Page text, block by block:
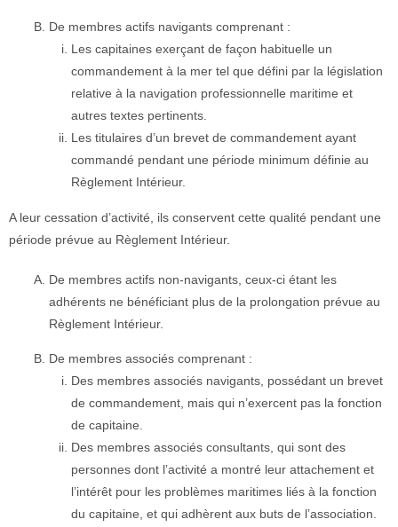
De membres actifs navigants comprenant :
Les capitaines exerçant de façon habituelle un
commandement à la mer tel que défini par la législation
relative à la navigation professionnelle maritime et
autres textes pertinents.
Les titulaires d’un brevet de commandement ayant
commandé pendant une période minimum définie au
Règlement Intérieur.
A leur cessation d’activité, ils conservent cette qualité pendant une
période prévue au Règlement Intérieur.
De membres actifs non-navigants, ceux-ci étant les
adhérents ne bénéficiant plus de la prolongation prévue au
Règlement Intérieur.
De membres associés comprenant :
Des membres associés navigants, possédant un brevet
de commandement, mais qui n’exercent pas la fonction
de capitaine.
Des membres associés consultants, qui sont des
personnes dont l’activité a montré leur attachement et
l’intérêt pour les problèmes maritimes liés à la fonction
du capitaine, et qui adhèrent aux buts de l’association.